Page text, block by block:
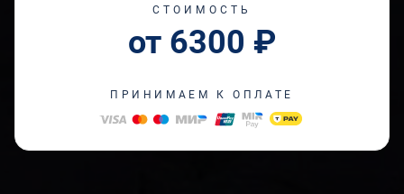
СТОИМОСТЬ
от 6300 ₽
ПРИНИМАЕМ К ОПЛАТЕ